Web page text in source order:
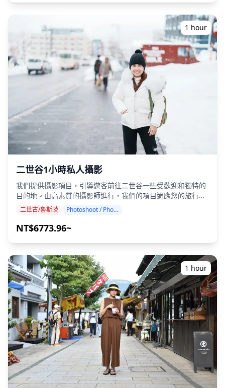
不包含修圖或更改體型、臉部特徵、背景或移除物體。 **不包
含項目** ・收費設施的入場費或門票預約 （攝影師的入場費
（如適用）由客戶負擔。） ・客戶前往拍攝地點的交通費 ・
如果客戶希望在多個地點拍攝，在預約時間內攝影師在各地點
之間移動的交通費由客戶負擔。 ・如果要求的拍攝地點位於偏
遠地區，可能會收取額外費用 （如適用，將提前通知您。）
・其他個人費用 **預約前/後重要注意事項** ・預約確認後，
您將被邀請加入與指定攝影師的LINE群組聊天，以確保拍攝期
間的順暢溝通。 請確保提前安裝LINE應用程式。（如果您在
使用LINE時遇到任何問題，請告知我們。） ・如果您希望在
度假村、餐廳、飯店或其他需要事先許可的設施拍照，請務必
自行提前取得必要的拍攝許可。
物川河畔（大曲地區） ## **集合與接駁** **【大曲站集合 |
https://maps.app.goo.gl/qn1vDGJdU44Gu8U16 \*請在西
口出來後左側的「Newdays」便利商店前集合。 從大曲站步
行至煙火節會場約需 30 分鐘。您的導遊將在大曲站與您會
合，並護送您前往會場，協助您辦理入場手續。 **【盛岡站出
發 | 預留座位票 + 導遊陪同往返巴士】** 盛岡站西口巴士總
站 https://maps.app.goo.gl/BtKJYdNbjRgY7gsT6 \*請在盛
岡站西口巴士總站（3樓）24號巴士站附近的紀念碑前集合。
從盛岡站到煙火節會場約需 3 小時，包括途中的休息時間。 回
程巴士將於 22:00 左右出發，預計隔天凌晨 01:20 左右抵達盛
岡站。 請注意，回程抵達時間較晚。 ## **使用方式** - 您的
預留座位票將在活動當天由導遊交給您。之後，導遊將帶領您
前往座位區，並協助您辦理入場手續。 ## **費用包含** - 8
月 29 日大曲煙火觀賞券（椅席） - 【預訂[票券 + 導覽]的顧
客】從大曲站到觀眾席的導覽服務（僅限從大曲站到座位區的
單程；回程需自行安排） - 【預訂[票券 + 接駁巴士]的顧客】
往返盛岡站的接駁巴士服務及導覽 ## **費用不包含** - 前往
會場的交通 - 其他個人消費 ## **取消政策** - 所有銷售皆為
最終決定。無論取消狀態如何，旅客皆無法獲得任何退款。
## **預訂前請確認** - 您的紙本票券包含座位號碼。請向座
收到實體票券之前，您不會知道您的座位號碼。 - **關於預留
法補發。小學及以上年齡的兒童需要票券。年幼的兒童必須由
監護人陪同。如果兒童也需要自己的座位，則必須購買單獨的
票券。除非活動正式取消，否則不予退款。如果因惡劣天氣或
其他不可預見的情況，活動可能會延期。 票券在延期後仍然有
效。即使在延期的情况下，也不提供退款。請查看官方活動網
站或聯繫活動辦公室以獲取最新更新。 - **會場規則**僅允許
在指定的吸煙區吸煙。禁止在會場其他地方吸煙。會場內及周
圍的臨時廁所不提供衛生紙。請自備。僅允許使用小型桌面三
腳架。除非您坐在指定的攝影區域，否則禁止使用單腳架和全
尺寸三腳架。座位區內不允許使用帳篷、椅子、桌子、無人
機、與火相關的設備（如瓦斯爐）或煙霧機。但是，只要不超
過您指定的空間，椅子和桌子可以在野餐墊或攝影座位區內使
用。不允許攜帶動物或寵物（無論大小）。不允許攜帶帳篷和
1 hour
二世谷1小時私人攝影
我們提供攝影項目，引導遊客前往二世谷一些受歡迎和獨特的
目的地。由高素質的攝影師進行，我們的項目適應您的旅行日
程，捕捉自然構圖並確定理想的拍攝地點。（請與我們分享您
喜歡的地點！） 攝影服務在二世谷任何地方都可進行，最多可
提前3天預訂。我們將安排會說英語/中文/韓語的攝影師。 原
的10張照片進行重新交付。我們會進行修正以營造特定氛圍，
如果需要，還可以調整情緒和顏色。 讓我們通過我們的攝影服
務捕捉您在二世谷的特別時刻！ ◆ 重要信息： ・如果您遲到
預定的會面時間，拍攝時間和交付的照片數量可能會減少。 ・
如果在預定日期前3天預報拍攝地點有雨，或者在拍攝當天意
外下雨，有三種選擇：(1)重新安排日期和時間，(2)更改地點，
或(3)取消拍攝。 ![](https://assets.hldycdn.com/67cf2779-
c106-49c2-a561-bed557f882a8.jpg) ![]
(https://assets.hldycdn.com/dbdc2098-cb3c-46d7-8db1-
c76d0c041a8a.jpg) ![]
(https://assets.hldycdn.com/5b59e7c2-e29a-4542-ae73-
dd740d410b70.png) ![]
(https://assets.hldycdn.com/8b5326ea-ae0e-4a80-a34a-
c471f26250a1.png) ![]
二世古/魯斯茨 Photoshoot / Photo tour
NT$6773.96~
1 hour